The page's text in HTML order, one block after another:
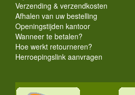
Verzending & verzendkosten
Afhalen van uw bestelling
Openingstijden kantoor
Wanneer te betalen?
Hoe werkt retourneren?
Herroepingslink aanvragen